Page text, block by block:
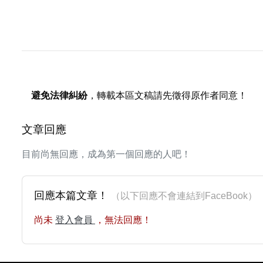
避免法律糾紛，轉載本區文稿請先徵得原作者同意！
文章回應
目前尚無回應，成為第一個回應的人吧！
回應本篇文章！ （以下回應不會連結到FaceBook
尚未 登入會員 ，無法回應！